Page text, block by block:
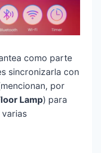
como parte
sincronizarla con
por
Lamp) para
varias